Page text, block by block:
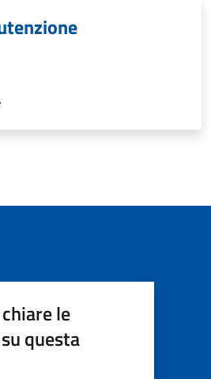
le
questa